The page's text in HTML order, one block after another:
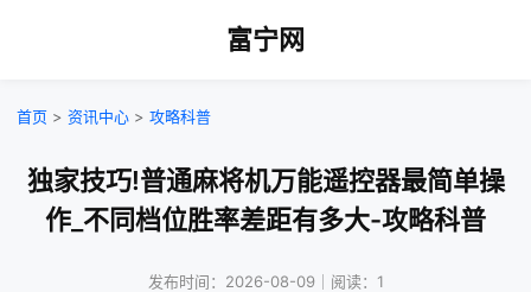
富宁网
首页 > 资讯中心 > 攻略科普
独家技巧!普通麻将机万能遥控器最简单操
作_不同档位胜率差距有多大-攻略科普
发布时间：2026-08-09｜阅读：1